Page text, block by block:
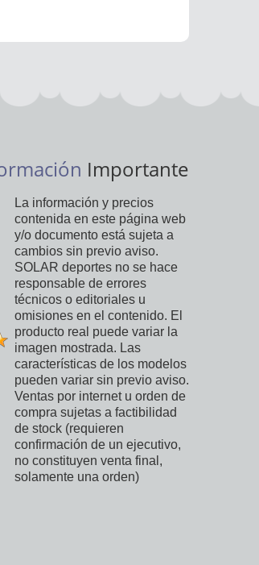
Importante
La información y precios
contenida en este página web
y/o documento está sujeta a
cambios sin previo aviso.
SOLAR deportes no se hace
responsable de errores
técnicos o editoriales u
omisiones en el contenido. El
producto real puede variar la
imagen mostrada. Las
características de los modelos
pueden variar sin previo aviso.
Ventas por internet u orden de
compra sujetas a factibilidad
de stock (requieren
confirmación de un ejecutivo,
no constituyen venta final,
solamente una orden)